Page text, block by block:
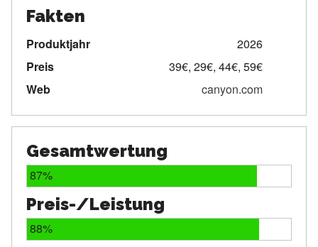
Fakten
Produktjahr
2026
Preis
39€, 29€, 44€, 59€
Web
canyon.com
Gesamtwertung
87%
Preis-/Leistung
88%